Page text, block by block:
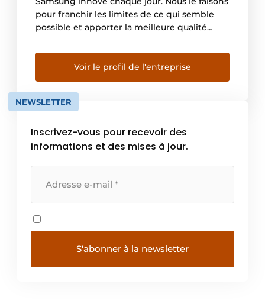
pour franchir les limites de ce qui semble
possible et apporter la meilleure qualité
croisée du design, de l’innovation et du goût.
Il n’y est pas seulement question de
commodité et de style, mais également […]
Voir le profil de l'entreprise
NEWSLETTER
Inscrivez-vous pour recevoir des
informations et des mises à jour.